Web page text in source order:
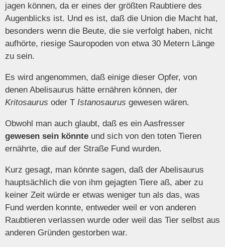
jagen können, da er eines der größten Raubtiere des
Augenblicks ist. Und es ist, daß die Union die Macht hat,
besonders wenn die Beute, die sie verfolgt haben, nicht
aufhörte, riesige Sauropoden von etwa 30 Metern Länge
zu sein.
Es wird angenommen, daß einige dieser Opfer, von
denen Abelisaurus hätte ernähren können, der
Kritosaurus oder T Istanosaurus gewesen wären.
Obwohl man auch glaubt, daß es ein Aasfresser
gewesen sein könnte und sich von den toten Tieren
ernährte, die auf der Straße Fund wurden.
Kurz gesagt, man könnte sagen, daß der Abelisaurus
hauptsächlich die von ihm gejagten Tiere aß, aber zu
keiner Zeit würde er etwas weniger tun als das, was
Fund werden konnte, entweder weil er von anderen
Raubtieren verlassen wurde oder weil das Tier selbst aus
anderen Gründen gestorben war.